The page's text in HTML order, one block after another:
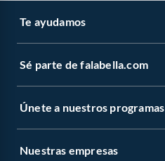
Te ayudamos
Sé parte de falabella.com
Únete a nuestros programas
Nuestras empresas